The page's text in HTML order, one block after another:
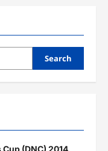
Search
(DNC) 2014